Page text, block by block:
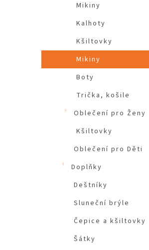
Mikiny
Kalhoty
Kšiltovky
Mikiny
Boty
Trička, košile
Oblečení pro Ženy
Kšiltovky
Oblečení pro Děti
Doplňky
Deštníky
Sluneční brýle
Čepice a kšiltovky
Šátky